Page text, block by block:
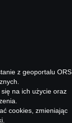
z geoportalu
na ich użycie oraz
cookies, zmieniając